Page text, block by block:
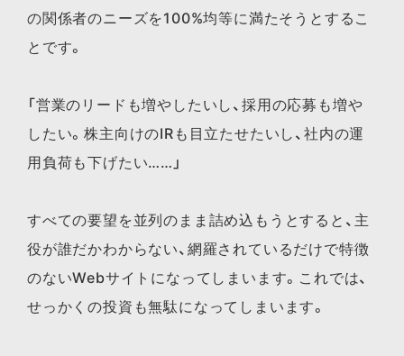
の関係者のニーズを100%均等に満たそうとするこ
とです。
「営業のリードも増やしたいし、採用の応募も増や
したい。株主向けのIRも目立たせたいし、社内の運
用負荷も下げたい……」
すべての要望を並列のまま詰め込もうとすると、主
役が誰だかわからない、網羅されているだけで特徴
のないWebサイトになってしまいます。これでは、
せっかくの投資も無駄になってしまいます。